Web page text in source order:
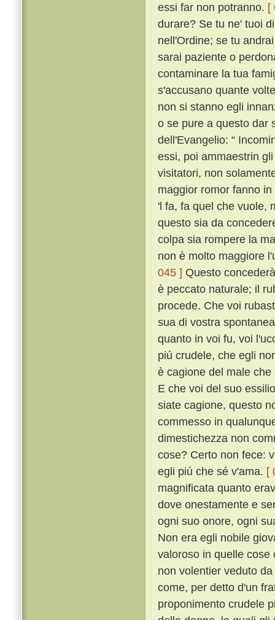
essi far non potranno. [
durare? Se tu ne' tuoi
nell'Ordine; se tu
sarai paziente o
contaminare la tua
s'accusano quante
non si stanno egli
o se pure a questo dar
dell'Evangelio: “
essi, poi ammaestrin
visitatori, non
maggior romor fanno
'l fa, fa quel che vuole,
questo sia da
colpa sia rompere la
non è molto maggiore
045 ] Questo
è peccato naturale; il
procede. Che voi
sua di vostra
quanto in voi fu, voi
piú crudele, che egli
è cagione del male
E che voi del suo
siate cagione, questo
commesso in
dimestichezza non
cose? Certo non fece:
egli piú che sé v'ama. [
magnificata quanto
dove onestamente e
ogni suo onore, ogni
Non era egli nobile
valoroso in quelle cose
non volentier veduto
come, per detto d'un
proponimento crudele